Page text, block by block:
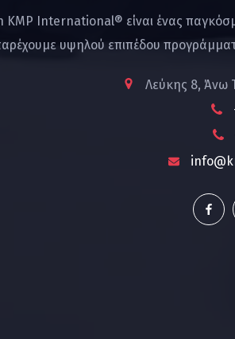
International® είναι ένας
υψηλού επιπέδου
Λεύκης 8, Άνω